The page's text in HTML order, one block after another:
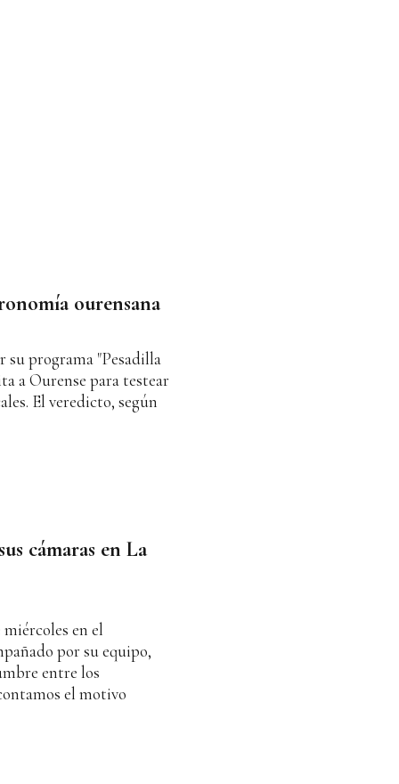
ourensana
su programa "Pesadilla
a Ourense para testear
El veredicto, según
cámaras en La
en el
por su equipo,
entre los
el motivo